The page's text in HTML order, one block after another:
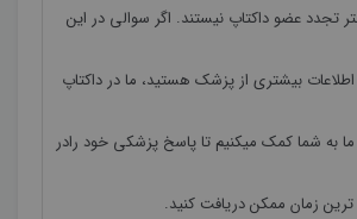
تجدد عضو داکتاپ نیستند. اگر سوالی در این
اطلاعات بیشتری از پزشک هستید، ما در داکتاپ
به شما کمک میکنیم تا پاسخ پزشکی خود رادر
زمان ممکن دریافت کنید.